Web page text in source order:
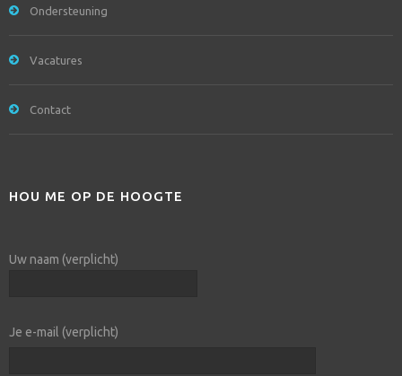
Ondersteuning
Vacatures
Contact
HOU ME OP DE HOOGTE
Uw naam (verplicht)
Je e-mail (verplicht)